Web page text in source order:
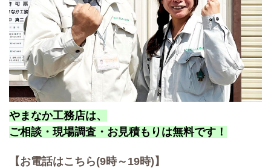
やまなか工務店は、
ご相談・現場調査・お見積もりは無料です！
【お電話はこちら(9時～19時)】